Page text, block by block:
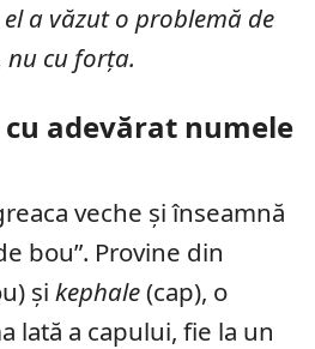
a văzut o problemă de
nu cu forța.
cu adevărat numele
veche și înseamnă
bou”. Provine din
și kephale(cap), o
lată a capului, fie la un